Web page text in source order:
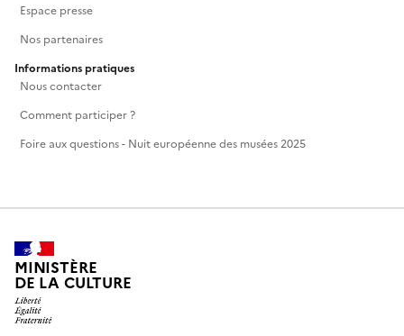
Espace presse
Nos partenaires
Informations pratiques
Nous contacter
Comment participer ?
Foire aux questions - Nuit européenne des musées 2025
MINISTÈRE
DE LA CULTURE